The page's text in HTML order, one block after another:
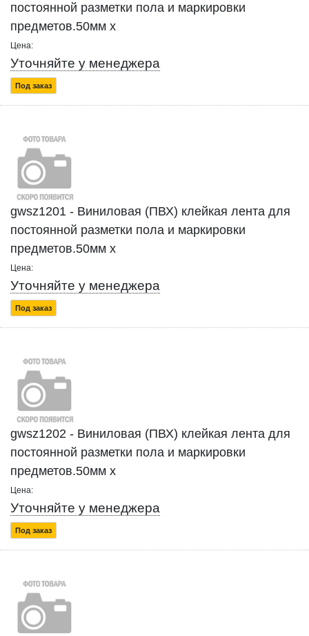
постоянной разметки пола и маркировки
предметов.50мм x
Цена:
Уточняйте у менеджера
Под заказ
gwsz1201 - Виниловая (ПВХ) клейкая лента для
постоянной разметки пола и маркировки
предметов.50мм x
Цена:
Уточняйте у менеджера
Под заказ
gwsz1202 - Виниловая (ПВХ) клейкая лента для
постоянной разметки пола и маркировки
предметов.50мм x
Цена:
Уточняйте у менеджера
Под заказ